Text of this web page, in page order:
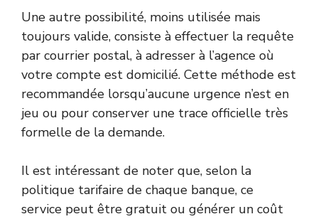
Une autre possibilité, moins utilisée mais
toujours valide, consiste à effectuer la requête
par courrier postal, à adresser à l’agence où
votre compte est domicilié. Cette méthode est
recommandée lorsqu’aucune urgence n’est en
jeu ou pour conserver une trace officielle très
formelle de la demande.
Il est intéressant de noter que, selon la
politique tarifaire de chaque banque, ce
service peut être gratuit ou générer un coût